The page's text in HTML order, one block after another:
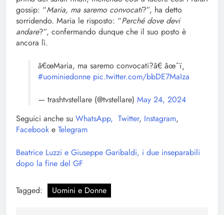
gossip: “Maria, ma saremo convocati?”, ha detto
sorridendo. Maria le risposto: “Perché dove devi
andare?”, confermando dunque che il suo posto è
ancora lì.
â€œMaria, ma saremo convocati?â€ âœˆï¸
#uominiedonne pic.twitter.com/bbDE7MaIza
— trashtvstellare (@tvstellare) May 24, 2024
Seguici anche su WhatsApp, Twitter, Instagram,
Facebook e Telegram
Beatrice Luzzi e Giuseppe Garibaldi, i due inseparabili
dopo la fine del GF
Tagged: Uomini e Donne